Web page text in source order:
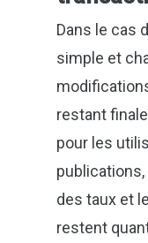
Dans le cas
simple et
restant
pour les
publications,
des taux et
restent